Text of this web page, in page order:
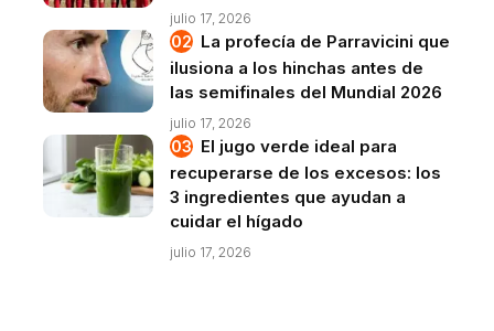
julio 17, 2026
La profecía de Parravicini que
ilusiona a los hinchas antes de
las semifinales del Mundial 2026
julio 17, 2026
El jugo verde ideal para
recuperarse de los excesos: los
3 ingredientes que ayudan a
cuidar el hígado
julio 17, 2026